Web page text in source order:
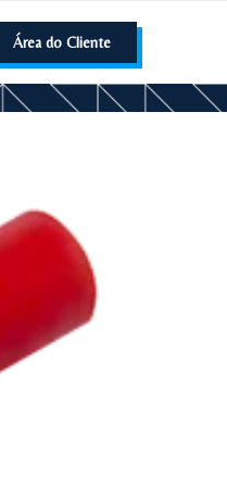
Área do Cliente